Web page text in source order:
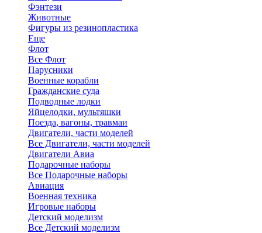
Фэнтези
Животные
Фигуры из резинопластика
Еще
Флот
Все Флот
Парусники
Военные корабли
Гражданские суда
Подводные лодки
Яйцелодки, мультяшки
Поезда, вагоны, травмаи
Двигатели, части моделей
Все Двигатели, части моделей
Двигатели Авиа
Подарочные наборы
Все Подарочные наборы
Авиация
Военная техника
Игровые наборы
Детский моделизм
Все Детский моделизм